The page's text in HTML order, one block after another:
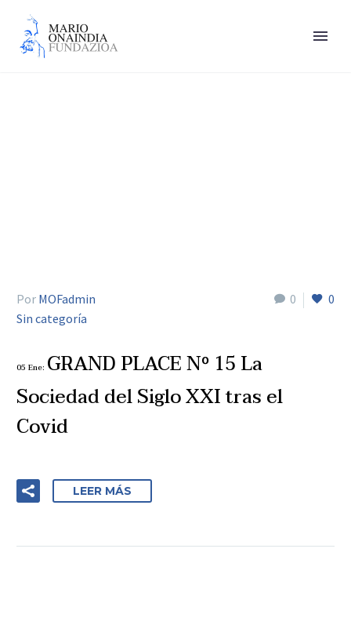
0 0
Por MOFadmin
Sin categoría
05 Ene: GRAND PLACE Nº 15 La
Sociedad del Siglo XXI tras el
Covid
LEER MÁS